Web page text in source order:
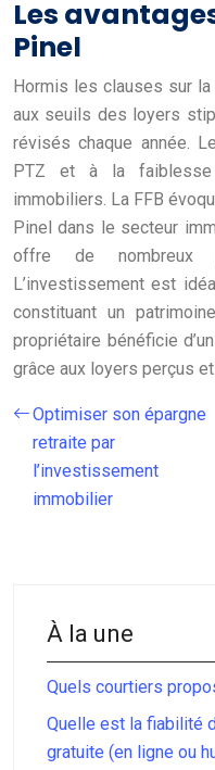
Les
Pinel
Hormis les clauses sur
aux seuils des loyers
révisés chaque année.
PTZ et à la faiblesse
immobiliers. La FFB
Pinel dans le secteur
offre de nombreux
L’investissement est
constituant un
propriétaire bénéficie
grâce aux loyers perçus
Optimiser son épargne
retraite par
l’investissement
immobilier
À la une
Quels courtiers
Quelle est la fiabilité
gratuite (en ligne ou